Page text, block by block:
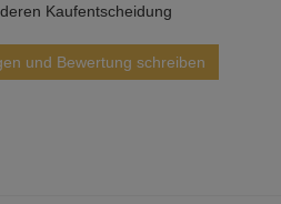
Kaufentscheidung
und Bewertung schreiben